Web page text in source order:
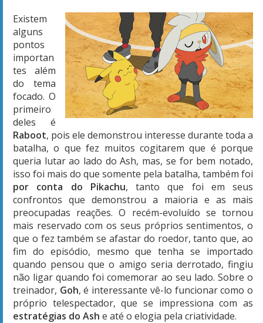
Existem
alguns
pontos
importan
tes além
do tema
focado. O
primeiro
deles é
Raboot, pois ele demonstrou interesse durante toda a
batalha, o que fez muitos cogitarem que é porque
queria lutar ao lado do Ash, mas, se for bem notado,
isso foi mais do que somente pela batalha, também foi
por conta do
Pikachu, tanto que foi em seus
confrontos que demonstrou a maioria e as mais
preocupadas reações. O recém-evoluído se tornou
mais reservado com os seus próprios sentimentos, o
que o fez também se afastar do roedor, tanto que, ao
fim do episódio, mesmo que tenha se importado
quando pensou que o amigo seria derrotado, fingiu
não ligar quando foi comemorar ao seu lado. Sobre o
treinador, Goh, é interessante vê-lo funcionar como o
próprio telespectador, que se impressiona com as
estratégias do Ash e até o elogia pela criatividade.